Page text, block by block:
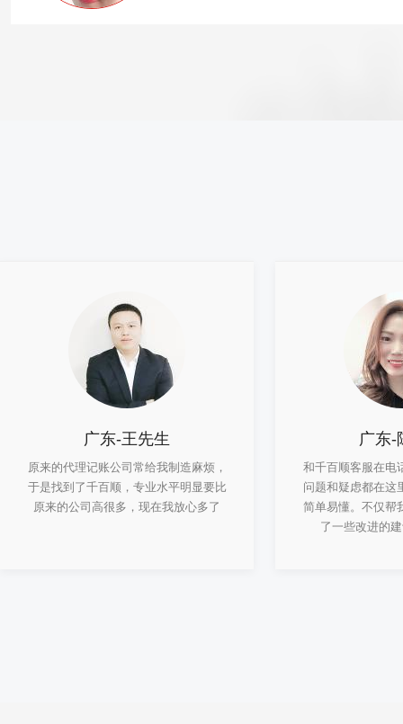
广东-王先生
原来的代理记账公司常给我制造麻烦，
于是找到了千百顺，专业水平明显要比
原来的公司高很多，现在我放心多了
广东-
和千百顺客服在电
问题和疑虑都在这
简单易懂。不仅帮
了一些改进的